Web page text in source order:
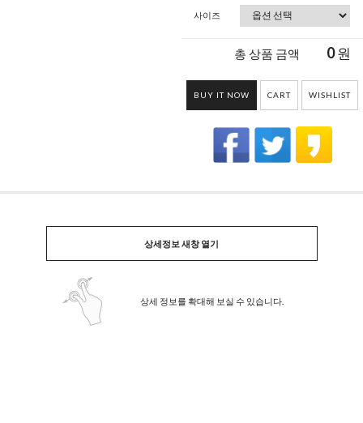
사이즈
총 상품 금액 0원
BUY IT NOW CART WISHLIST
상세정보 새창 열기
상세 정보를 확대해 보실 수 있습니다.